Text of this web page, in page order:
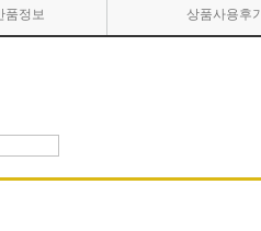
품정보 상품사용후기